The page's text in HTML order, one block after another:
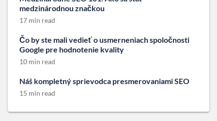
medzinárodnou značkou
17 min read
Čo by ste mali vedieť o usmerneniach spoločnosti
Google pre hodnotenie kvality
10 min read
Náš kompletný sprievodca presmerovaniami SEO
15 min read